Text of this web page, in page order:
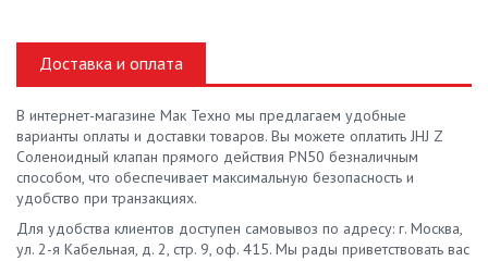
Доставка и оплата
В интернет-магазине Мак Техно мы предлагаем удобные
варианты оплаты и доставки товаров. Вы можете оплатить JHJ Z
Соленоидный клапан прямого действия PN50 безналичным
способом, что обеспечивает максимальную безопасность и
удобство при транзакциях.
Для удобства клиентов доступен самовывоз по адресу: г. Москва,
ул. 2-я Кабельная, д. 2, стр. 9, оф. 415. Мы рады приветствовать вас